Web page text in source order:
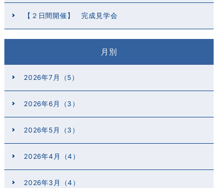
【２日間開催】 完成見学会
月別
2026年7月（5）
2026年6月（3）
2026年5月（3）
2026年4月（4）
2026年3月（4）